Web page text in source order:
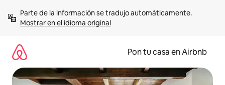
contenidoMostrar en el idioma original
Pon tu casa en Airbnb